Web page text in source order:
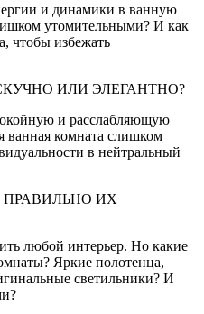
и динамики в ванную
утомительными? И как
чтобы избежать
ИЛИ ЭЛЕГАНТНО?
и расслабляющую
ванная комната слишком
в нейтральный
ИХ
любой интерьер. Но какие
Яркие полотенца,
светильники? И